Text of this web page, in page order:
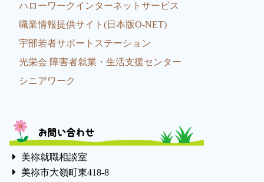
ハローワークインターネットサービス
職業情報提供サイト(日本版O-NET)
宇部若者サポートステーション
光栄会 障害者就業・生活支援センター
シニアワーク
お問い合わせ
美祢就職相談室
美祢市大嶺町東418-8